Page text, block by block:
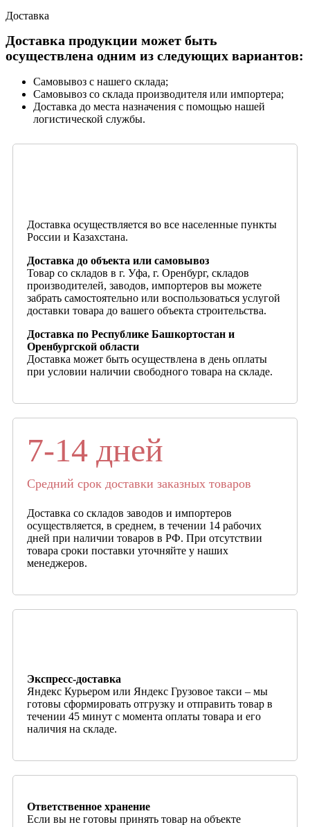
Доставка
Доставка продукции может быть
осуществлена одним из следующих вариантов:
Самовывоз с нашего склада;
Самовывоз со склада производителя или импортера;
Доставка до места назначения с помощью нашей
логистической службы.
Доставка осуществляется во все населенные пункты
России и Казахстана.
Доставка до объекта или самовывоз
Товар со складов в г. Уфа, г. Оренбург, складов
производителей, заводов, импортеров вы можете
забрать самостоятельно или воспользоваться услугой
доставки товара до вашего объекта строительства.
Доставка по Республике Башкортостан и
Оренбургской области
Доставка может быть осуществлена в день оплаты
при условии наличии свободного товара на складе.
7-14 дней
Средний срок доставки заказных товаров
Доставка со складов заводов и импортеров
осуществляется, в среднем, в течении 14 рабочих
дней при наличии товаров в РФ. При отсутствии
товара сроки поставки уточняйте у наших
менеджеров.
Экспресс-доставка
Яндекс Курьером или Яндекс Грузовое такси – мы
готовы сформировать отгрузку и отправить товар в
течении 45 минут с момента оплаты товара и его
наличия на складе.
Ответственное хранение
Если вы не готовы принять товар на объекте